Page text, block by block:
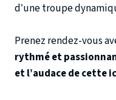
d’une troupe
Prenez rendez-vous
rythmé et
et l’audace de cette